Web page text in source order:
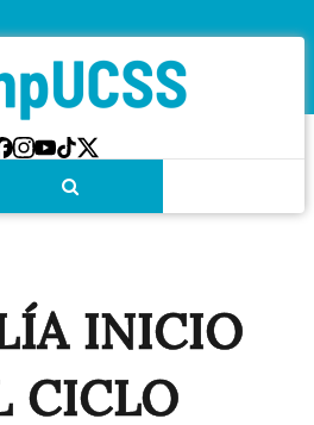
INICIO
CICLO